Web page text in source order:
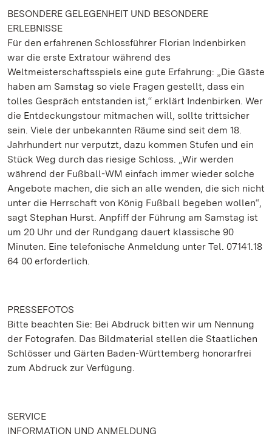
BESONDERE GELEGENHEIT UND BESONDERE
ERLEBNISSE
Für den erfahrenen Schlossführer Florian Indenbirken
war die erste Extratour während des
Weltmeisterschaftsspiels eine gute Erfahrung: „Die Gäste
haben am Samstag so viele Fragen gestellt, dass ein
tolles Gespräch entstanden ist,“ erklärt Indenbirken. Wer
die Entdeckungstour mitmachen will, sollte trittsicher
sein. Viele der unbekannten Räume sind seit dem 18.
Jahrhundert nur verputzt, dazu kommen Stufen und ein
Stück Weg durch das riesige Schloss. „Wir werden
während der Fußball-WM einfach immer wieder solche
Angebote machen, die sich an alle wenden, die sich nicht
unter die Herrschaft von König Fußball begeben wollen“,
sagt Stephan Hurst. Anpfiff der Führung am Samstag ist
um 20 Uhr und der Rundgang dauert klassische 90
Minuten. Eine telefonische Anmeldung unter Tel. 07141.18
64 00 erforderlich.
PRESSEFOTOS
Bitte beachten Sie: Bei Abdruck bitten wir um Nennung
der Fotografen. Das Bildmaterial stellen die Staatlichen
Schlösser und Gärten Baden-Württemberg honorarfrei
zum Abdruck zur Verfügung.
SERVICE
INFORMATION UND ANMELDUNG